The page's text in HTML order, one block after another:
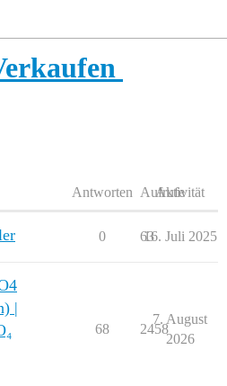
Antworten Aufrufe
Aktivität
0 63
16. Juli 2025
|
68 2458
7. August
2026